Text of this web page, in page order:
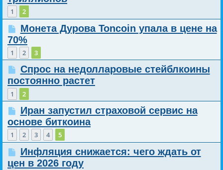
1 2
Монета Дурова Toncoin упала в цене на
70%
1 2 3
Спрос на недолларовые стейблкоины
постоянно растет
1 2
Иран запустил страховой сервис на
основе биткоина
1 2 3 4 5
Инфляция снижается: чего ждать от
цен в 2026 году